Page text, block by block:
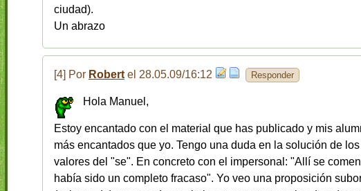
ciudad).
Un abrazo
[4] Por Robert el 28.05.09/16:12 Responder
Hola Manuel,
Estoy encantado con el material que has publicado y mis
más encantados que yo. Tengo una duda en la solución de
valores del "se". En concreto con el impersonal: "Allí se
había sido un completo fracaso". Yo veo una proposición